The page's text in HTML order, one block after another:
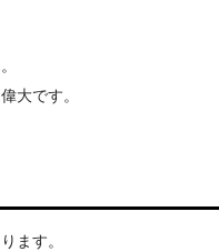
大です。
ます。